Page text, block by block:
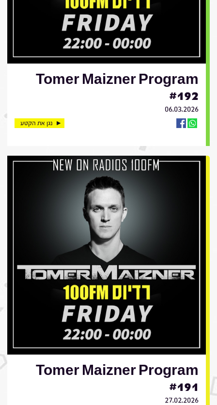
Tomer Maizner Program
#192
06.03.2026
נגן את הקטע
Tomer Maizner Program
#191
27.02.2026